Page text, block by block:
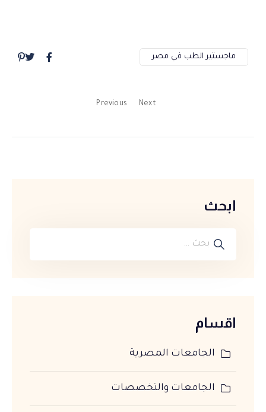
ماجستير الطب في مصر
Previous Next
ابحث
اقسام
الجامعات المصرية
الجامعات والتخصصات